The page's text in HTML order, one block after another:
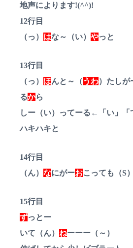
地声によります!(^^)!
12行目
（っ） はな～（い） やっと
13行目
（っ） ほんと～（うわ）たしが
るから
しー（い）ってーる←「い」「
ハキハキと
14行目
（ん） なにがーおこっても（S）
15行目
ずっとー
いて（ん） ねーーー（～）